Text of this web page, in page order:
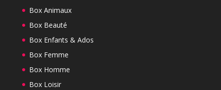
Box Animaux
Box Beauté
Box Enfants & Ados
Box Femme
Box Homme
Box Loisir